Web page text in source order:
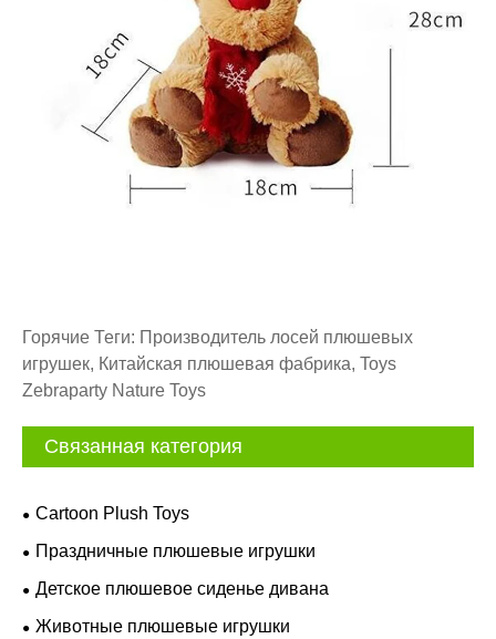
Горячие Теги: Производитель лосей плюшевых
игрушек, Китайская плюшевая фабрика, Toys
Zebraparty Nature Toys
Связанная категория
Cartoon Plush Toys
Праздничные плюшевые игрушки
Детское плюшевое сиденье дивана
Животные плюшевые игрушки